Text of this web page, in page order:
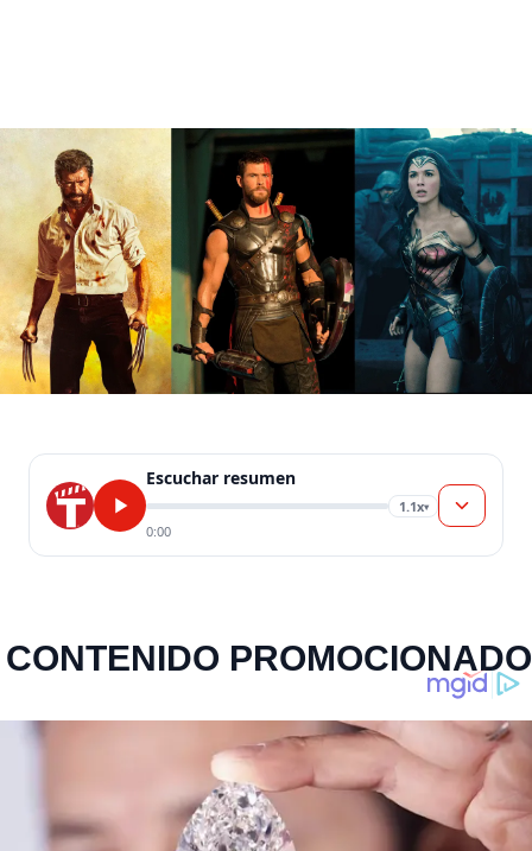
Escuchar resumen
1.1x▾
0:00